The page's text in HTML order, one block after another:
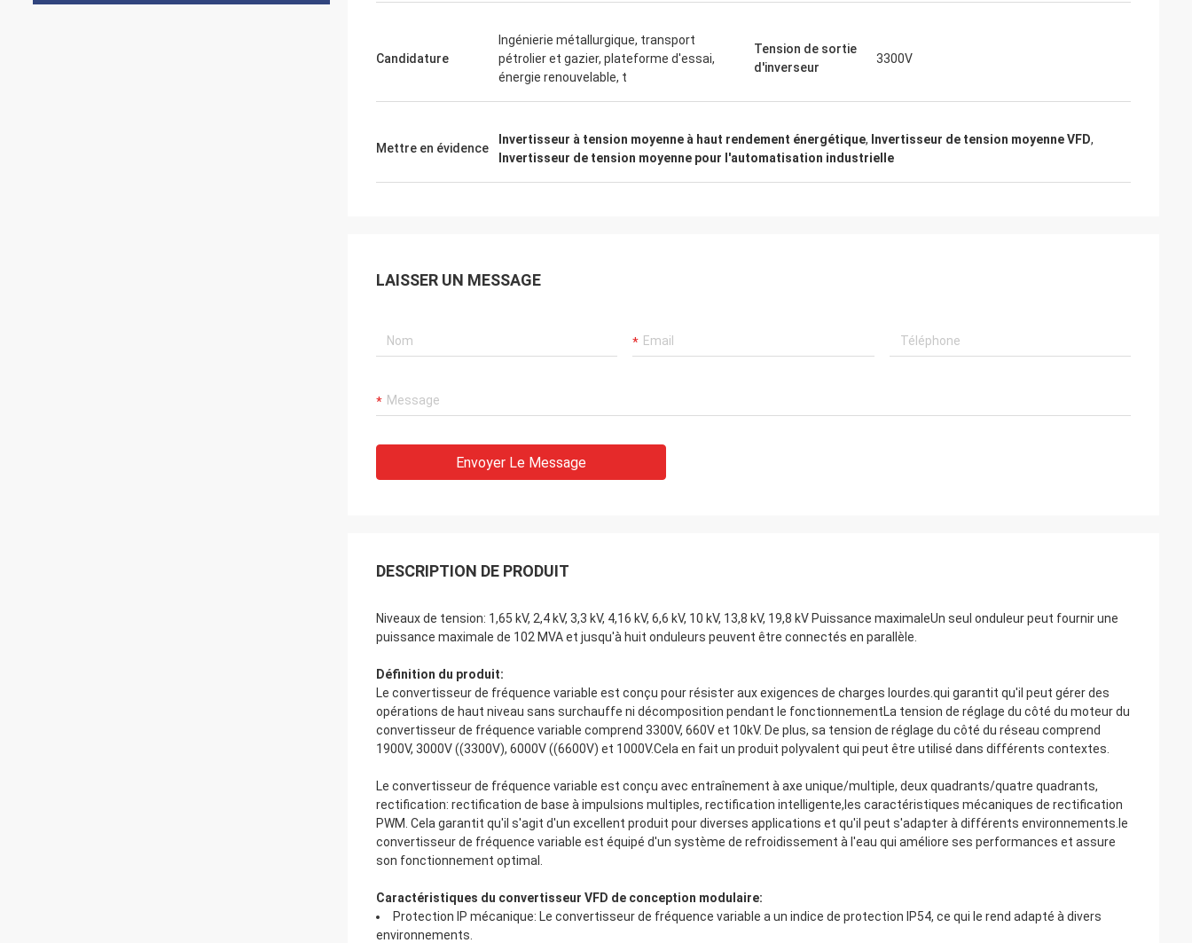
Candidature
Ingénierie métallurgique, transport
pétrolier et gazier, plateforme d'essai,
énergie renouvelable, t
Tension de sortie
d'inverseur
3300V
Mettre en évidence
Invertisseur à tension moyenne à haut rendement énergétique, Invertisseur de tension moyenne VFD,
Invertisseur de tension moyenne pour l'automatisation industrielle
LAISSER UN MESSAGE
Envoyer Le Message
DESCRIPTION DE PRODUIT
Niveaux de tension: 1,65 kV, 2,4 kV, 3,3 kV, 4,16 kV, 6,6 kV, 10 kV, 13,8 kV, 19,8 kV Puissance maximaleUn seul onduleur peut fournir une
puissance maximale de 102 MVA et jusqu'à huit onduleurs peuvent être connectés en parallèle.
Définition du produit:
Le convertisseur de fréquence variable est conçu pour résister aux exigences de charges lourdes.qui garantit qu'il peut gérer des
opérations de haut niveau sans surchauffe ni décomposition pendant le fonctionnementLa tension de réglage du côté du moteur du
convertisseur de fréquence variable comprend 3300V, 660V et 10kV. De plus, sa tension de réglage du côté du réseau comprend
1900V, 3000V ((3300V), 6000V ((6600V) et 1000V.Cela en fait un produit polyvalent qui peut être utilisé dans différents contextes.
Le convertisseur de fréquence variable est conçu avec entraînement à axe unique/multiple, deux quadrants/quatre quadrants,
rectification: rectification de base à impulsions multiples, rectification intelligente,les caractéristiques mécaniques de rectification
PWM. Cela garantit qu'il s'agit d'un excellent produit pour diverses applications et qu'il peut s'adapter à différents environnements.le
convertisseur de fréquence variable est équipé d'un système de refroidissement à l'eau qui améliore ses performances et assure
son fonctionnement optimal.
Caractéristiques du convertisseur VFD de conception modulaire:
Protection IP mécanique: Le convertisseur de fréquence variable a un indice de protection IP54, ce qui le rend adapté à divers
environnements.